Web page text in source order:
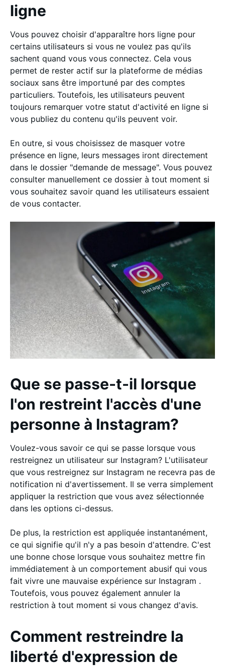
ligne
Vous pouvez choisir d'apparaître hors ligne pour
certains utilisateurs si vous ne voulez pas qu'ils
sachent quand vous vous connectez. Cela vous
permet de rester actif sur la plateforme de médias
sociaux sans être importuné par des comptes
particuliers. Toutefois, les utilisateurs peuvent
toujours remarquer votre statut d'activité en ligne si
vous publiez du contenu qu'ils peuvent voir.
En outre, si vous choisissez de masquer votre
présence en ligne, leurs messages iront directement
dans le dossier "demande de message". Vous pouvez
consulter manuellement ce dossier à tout moment si
vous souhaitez savoir quand les utilisateurs essaient
de vous contacter.
Que se passe-t-il lorsque
l'on restreint l'accès d'une
personne à Instagram?
Voulez-vous savoir ce qui se passe lorsque vous
restreignez un utilisateur sur Instagram? L'utilisateur
que vous restreignez sur Instagram ne recevra pas de
notification ni d'avertissement. Il se verra simplement
appliquer la restriction que vous avez sélectionnée
dans les options ci-dessus.
De plus, la restriction est appliquée instantanément,
ce qui signifie qu'il n'y a pas besoin d'attendre. C'est
une bonne chose lorsque vous souhaitez mettre fin
immédiatement à un comportement abusif qui vous
fait vivre une mauvaise expérience sur Instagram .
Toutefois, vous pouvez également annuler la
restriction à tout moment si vous changez d'avis.
Comment restreindre la
liberté d'expression de